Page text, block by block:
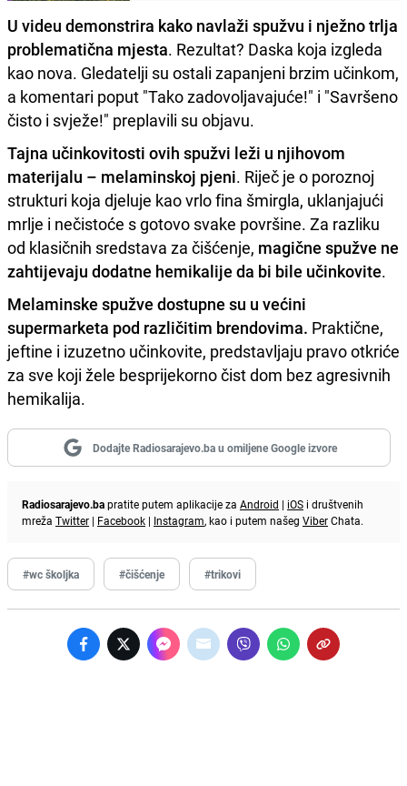
U videu demonstrira kako navlaži spužvu i nježno trlja
problematična mjesta. Rezultat? Daska koja izgleda
kao nova. Gledatelji su ostali zapanjeni brzim učinkom,
a komentari poput "Tako zadovoljavajuće!" i "Savršeno
čisto i svježe!" preplavili su objavu.
Tajna učinkovitosti ovih spužvi leži u njihovom
materijalu – melaminskoj pjeni. Riječ je o poroznoj
strukturi koja djeluje kao vrlo fina šmirgla, uklanjajući
mrlje i nečistoće s gotovo svake površine. Za razliku
od klasičnih sredstava za čišćenje, magične spužve ne
zahtijevaju dodatne hemikalije da bi bile učinkovite.
Melaminske spužve dostupne su u većini
supermarketa pod različitim brendovima. Praktične,
jeftine i izuzetno učinkovite, predstavljaju pravo otkriće
za sve koji žele besprijekorno čist dom bez agresivnih
hemikalija.
Dodajte Radiosarajevo.ba u omiljene Google izvore
Radiosarajevo.bapratite putem aplikacije za Android | iOS i društvenih
mreža Twitter | Facebook | Instagram, kao i putem našeg ViberChata.
#wc školjka #čišćenje #trikovi